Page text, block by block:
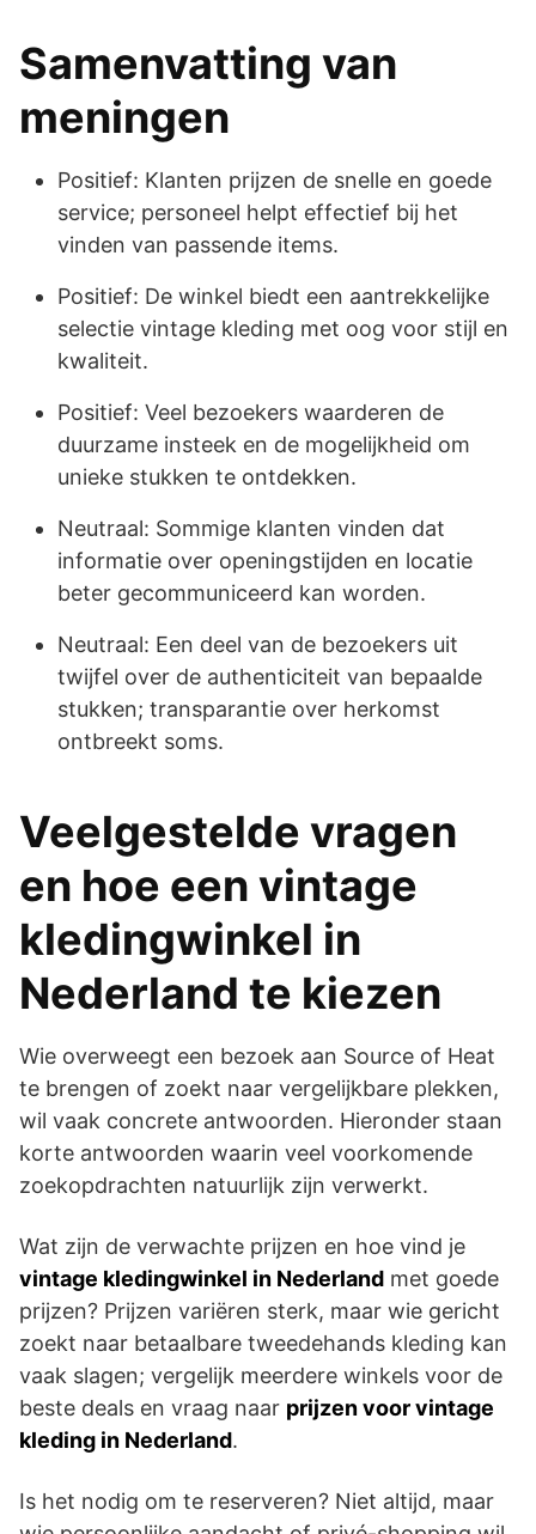
Samenvatting van
meningen
Positief: Klanten prijzen de snelle en goede
service; personeel helpt effectief bij het
vinden van passende items.
Positief: De winkel biedt een aantrekkelijke
selectie vintage kleding met oog voor stijl en
kwaliteit.
Positief: Veel bezoekers waarderen de
duurzame insteek en de mogelijkheid om
unieke stukken te ontdekken.
Neutraal: Sommige klanten vinden dat
informatie over openingstijden en locatie
beter gecommuniceerd kan worden.
Neutraal: Een deel van de bezoekers uit
twijfel over de authenticiteit van bepaalde
stukken; transparantie over herkomst
ontbreekt soms.
Veelgestelde vragen
en hoe een vintage
kledingwinkel in
Nederland te kiezen
Wie overweegt een bezoek aan Source of Heat
te brengen of zoekt naar vergelijkbare plekken,
wil vaak concrete antwoorden. Hieronder staan
korte antwoorden waarin veel voorkomende
zoekopdrachten natuurlijk zijn verwerkt.
Wat zijn de verwachte prijzen en hoe vind je
vintage kledingwinkel in Nederland met goede
prijzen? Prijzen variëren sterk, maar wie gericht
zoekt naar betaalbare tweedehands kleding kan
vaak slagen; vergelijk meerdere winkels voor de
beste deals en vraag naar prijzen voor vintage
kleding in Nederland.
Is het nodig om te reserveren? Niet altijd, maar